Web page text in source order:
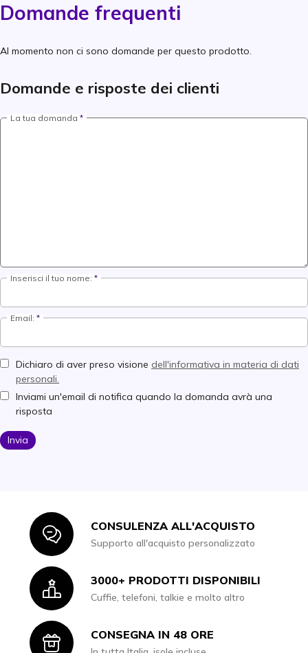
Domande frequenti
Al momento non ci sono domande per questo prodotto.
Domande e risposte dei clienti
La tua domanda
Inserisci il tuo nome:
Email:
Dichiaro di aver preso visione dell'informativa in materia di dati
personali.
Inviami un'email di notifica quando la domanda avrà una
risposta
Invia
IconCONSULENZA ALL'ACQUISTO
Supporto all'acquisto personalizzato
Icon3000+ PRODOTTI DISPONIBILI
Cuffie, telefoni, talkie e molto altro
IconCONSEGNA IN 48 ORE